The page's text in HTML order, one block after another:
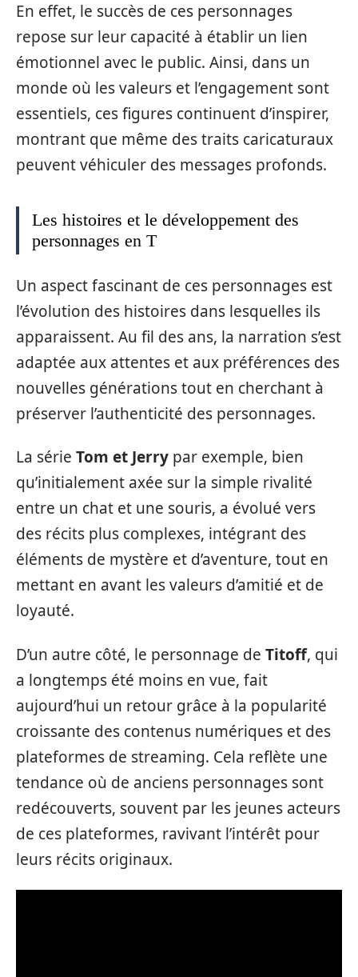
En effet, le succès de ces personnages
repose sur leur capacité à établir un lien
émotionnel avec le public. Ainsi, dans un
monde où les valeurs et l’engagement sont
essentiels, ces figures continuent d’inspirer,
montrant que même des traits caricaturaux
peuvent véhiculer des messages profonds.
Les histoires et le développement des
personnages en T
Un aspect fascinant de ces personnages est
l’évolution des histoires dans lesquelles ils
apparaissent. Au fil des ans, la narration s’est
adaptée aux attentes et aux préférences des
nouvelles générations tout en cherchant à
préserver l’authenticité des personnages.
La série Tom et Jerry par exemple, bien
qu’initialement axée sur la simple rivalité
entre un chat et une souris, a évolué vers
des récits plus complexes, intégrant des
éléments de mystère et d’aventure, tout en
mettant en avant les valeurs d’amitié et de
loyauté.
D’un autre côté, le personnage de Titoff, qui
a longtemps été moins en vue, fait
aujourd’hui un retour grâce à la popularité
croissante des contenus numériques et des
plateformes de streaming. Cela reflète une
tendance où de anciens personnages sont
redécouverts, souvent par les jeunes acteurs
de ces plateformes, ravivant l’intérêt pour
leurs récits originaux.